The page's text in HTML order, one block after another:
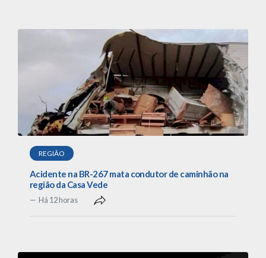
REGIÃO
Acidente na BR-267 mata condutor de caminhão na
região da Casa Vede
Há 12 horas